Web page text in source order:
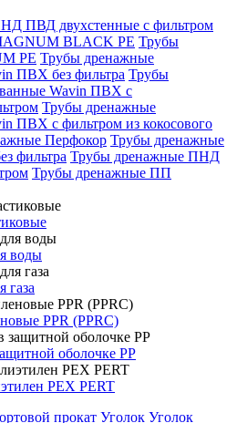
ПВД двухстенные с фильтром
BLACK PE Трубы
PE Трубы дренажные
ПВХ без фильтра Трубы
Wavin ПВХ с
Трубы дренажные
ПВХ с фильтром из кокосового
Перфокор Трубы дренажные
фильтра Трубы дренажные ПНД
Трубы дренажные ПП
воды
PPR (PPRC)
оболочке PP
PEX PERT
прокат Уголок Уголок